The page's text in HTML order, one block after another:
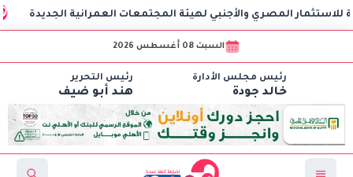
وزارة المصري والأجنبي لهيئة المجتمعات العمرانية الجديدة
السبت 08 أغسطس 2026
رئيس مجلس الأدارة
خالد جودة
رئيس التحرير
هند أبو ضيف